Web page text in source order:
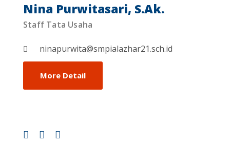
Nina Purwitasari, S.Ak.
Staff Tata Usaha
ninapurwita@smpialazhar21.sch.id
More Detail